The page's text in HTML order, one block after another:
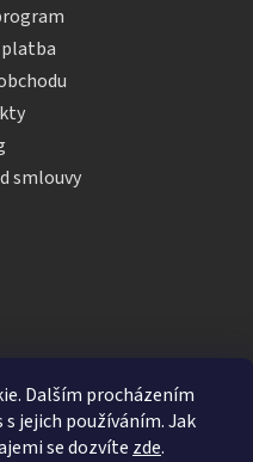
Dalším procházením
jejich používáním. Jak
se dozvíte zde.
platba
smlouvy
Shoptet